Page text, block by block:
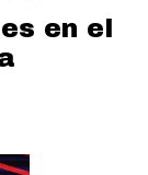
en el